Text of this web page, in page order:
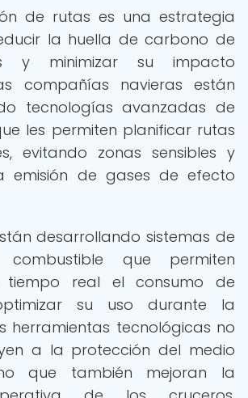
de rutas es una estrategia
la huella de carbono de
y minimizar su impacto
compañías navieras están
tecnologías avanzadas de
les permiten planificar rutas
evitando zonas sensibles y
emisión de gases de efecto
desarrollando sistemas de
que permiten
tiempo real el consumo de
su uso durante la
herramientas tecnológicas no
a la protección del medio
que también mejoran la